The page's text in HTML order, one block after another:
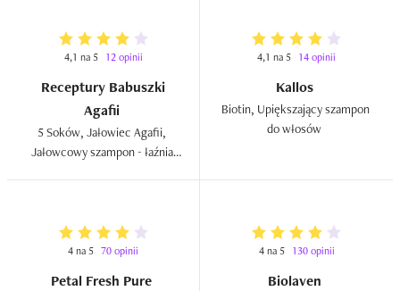
4,1 na 5 12 opinii
Receptury Babuszki
Agafii
5 Soków, Jałowiec Agafii,
Jałowcowy szampon - łaźnia
4,1 na 5 14 opinii
Kallos
Biotin, Upiększający szampon
4 na 5 70 opinii
Petal Fresh Pure
4 na 5 130 opinii
Biolaven